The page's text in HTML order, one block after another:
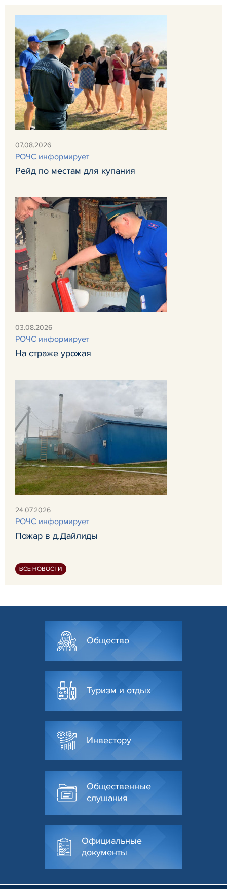
07.08.2026
РОЧС информирует
Рейд по местам для купания
03.08.2026
РОЧС информирует
На страже урожая
24.07.2026
РОЧС информирует
Пожар в д.Дайлиды
ВСЕ НОВОСТИ
Общество
Туризм и отдых
Инвестору
Общественные
слушания
Официальные
документы